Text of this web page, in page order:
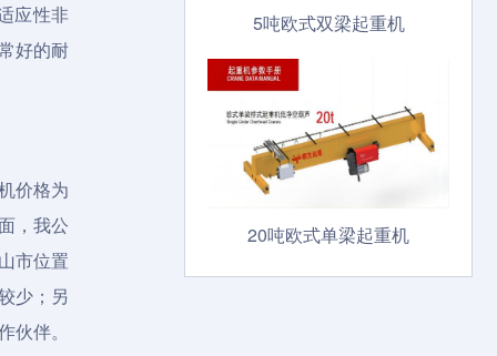
应性非
好的耐
价格为
，我公
市位置
少；另
伴。
5吨欧式双梁起重机
20吨欧式单梁起重机